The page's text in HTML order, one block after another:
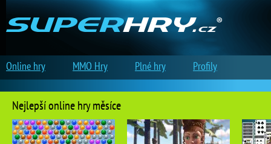
Nejlepší online hry měsíce
Online hry MMO Hry Plné hry Profily